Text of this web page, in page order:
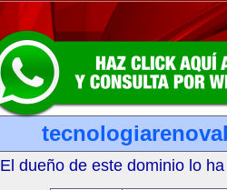
El dueño de este dominio lo